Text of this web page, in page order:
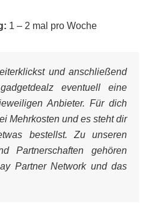
1 – 2 mal pro Woche
und anschließend
eventuell eine
Anbieter. Für dich
Mehrkosten und es steht dir
bestellst. Zu unseren
Partnerschaften gehören
Partner Network und das